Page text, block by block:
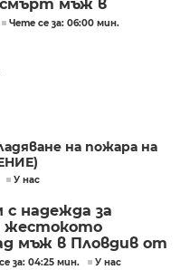
смърт мъж в
Чете се за: 06:00 мин.
на пожара на
У нас
с надежда за
жестокото
мъж в Пловдив от
за: 04:25 мин. У нас